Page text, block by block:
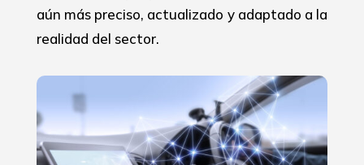
aún más preciso, actualizado y adaptado a la
realidad del sector.